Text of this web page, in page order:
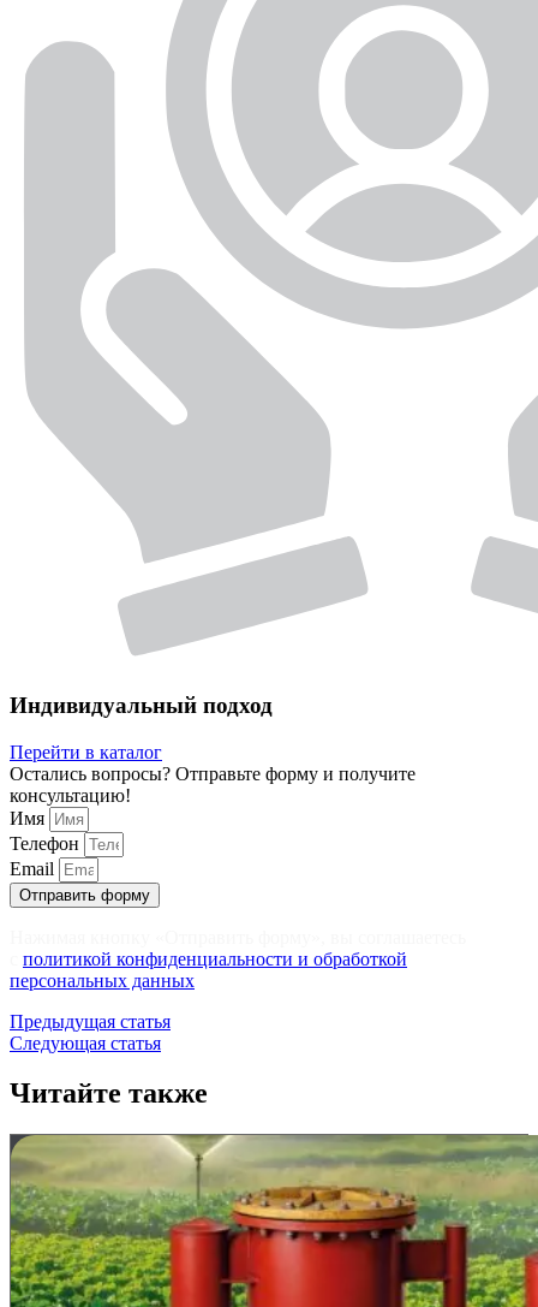
Индивидуальный подход
Перейти в каталог
Остались вопросы? Отправьте форму и получите
консультацию!
Имя
Телефон
Email
Отправить форму
политикой конфиденциальности и обработкой
персональных данных
Предыдущая статья
Следующая статья
Читайте также